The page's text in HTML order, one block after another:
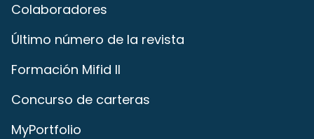
Colaboradores
Último número de la revista
Formación Mifid II
Concurso de carteras
MyPortfolio